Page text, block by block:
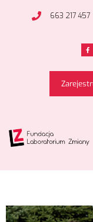
663 217 457